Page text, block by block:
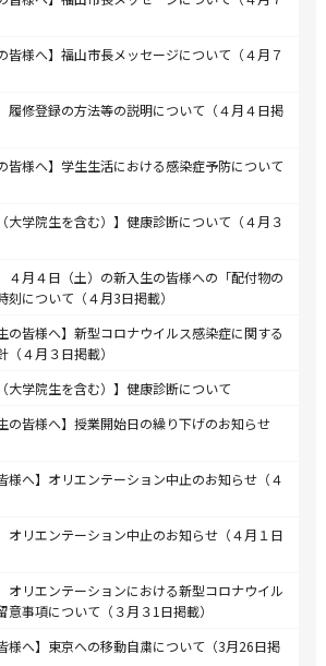
皆様へ】福山市長メッセージについて（４月７
履修登録の方法等の説明について（４月４日掲
皆様へ】学生生活における感染症予防について
大学院生を含む）】健康診断について（４月３
４月４日（土）の新入生の皆様への「配付物の
刻について（４月3日掲載）
の皆様へ】新型コロナウイルス感染症に関する
４月３日掲載）
大学院生を含む）】健康診断について
の皆様へ】授業開始日の繰り下げのお知らせ
様へ】オリエンテーション中止のお知らせ（４
オリエンテーション中止のお知らせ（４月１日
オリエンテーションにおける新型コロナウイル
意事項について（３月３1日掲載）
様へ】東京への移動自粛について（3月26日掲